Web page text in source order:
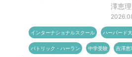
澤恵理
インターナショナルスクール ハーバード
パトリック・ハーラン 中学受験 吉澤恵